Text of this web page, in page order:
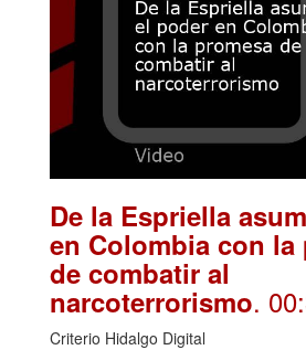
De la Espriella
en Colombia con la
de combatir al
narcoterrorismo.
Criterio Hidalgo Digital